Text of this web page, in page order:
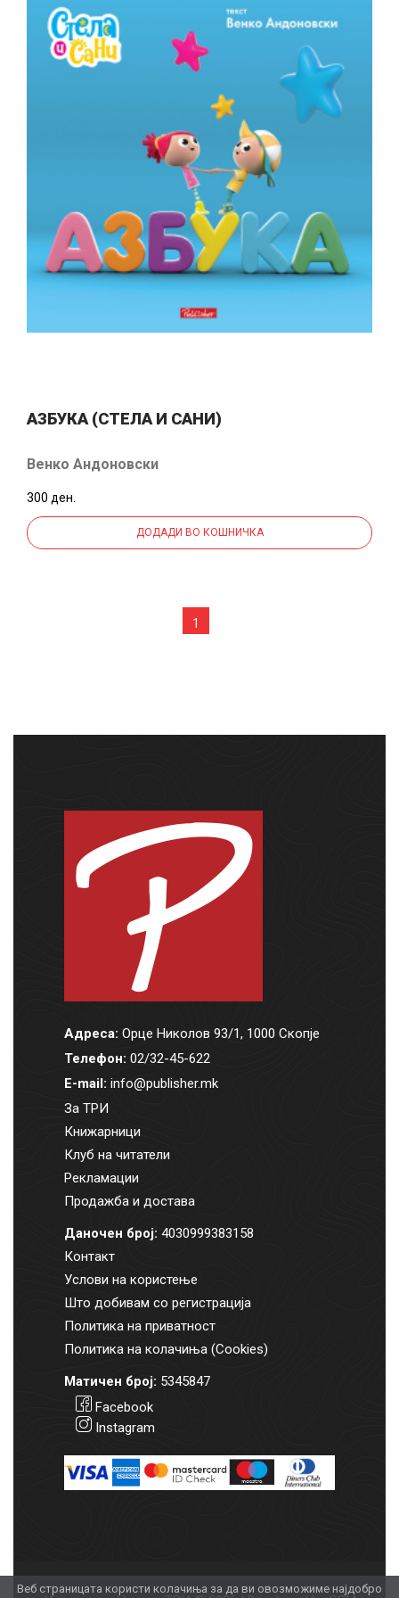
АЗБУКА (СТЕЛА И САНИ)
Венко Андоновски
300 ден.
ДОДАДИ ВО КОШНИЧКА
1
Веб страницата користи колачиња за да ви овозможиме најдобро
Адреса: Орце Николов 93/1, 1000 Скопје
Телефон: 02/32-45-622
E-mail: info@publisher.mk
За ТРИ
Книжарници
Клуб на читатели
Рекламации
Продажба и достава
Даночен број: 4030999383158
Контакт
Услови на користење
Што добивам со регистрација
Политика на приватност
Политика на колачиња (Cookies)
Матичен број: 5345847
Facebook
Instagram